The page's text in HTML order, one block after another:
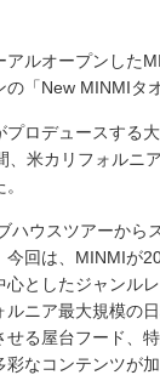
ルオープンした
の「New MINMIタ
ロデュースする
、米カリフォルニ
ウスツアーから
今回は、MINMIが
としたジャンル
ルニア最大規模の
せる屋台フード、
彩なコンテンツが